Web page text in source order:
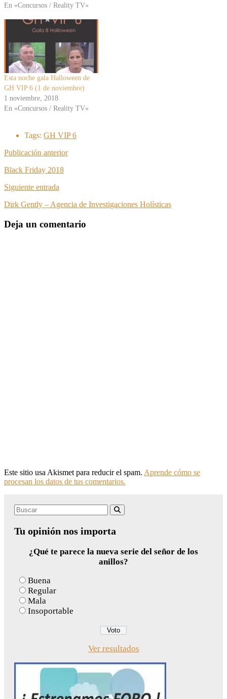
En «Concursos / Reality TV»
Esta noche gala Halloween de
GH VIP 6 (1 de noviembre)
1 noviembre, 2018
En «Concursos / Reality TV»
Tags: GH VIP 6
Publicación anterior
Black Friday 2018
Siguiente entrada
Dirk Gently – Agencia de Investigaciones Holísticas
Deja un comentario
Este sitio usa Akismet para reducir el spam. Aprende cómo se
procesan los datos de tus comentarios.
Search
Tu opinión nos importa
¿Qué te parece la nueva serie del señor de los
anillos?
Buena
Regular
Mala
Insoportable
Ver resultados